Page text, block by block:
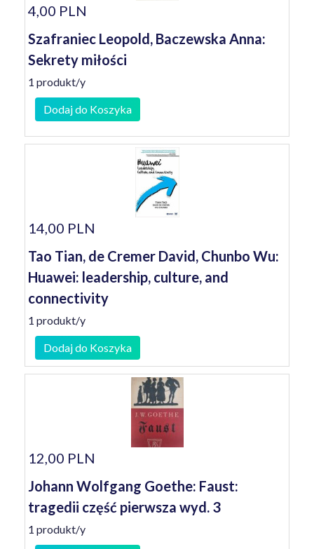
4,00 PLN
Szafraniec Leopold, Baczewska Anna:
Sekrety miłości
1 produkt/y
Dodaj do Koszyka
14,00 PLN
Tao Tian, de Cremer David, Chunbo Wu:
Huawei: leadership, culture, and
connectivity
1 produkt/y
Dodaj do Koszyka
12,00 PLN
Johann Wolfgang Goethe: Faust:
tragedii część pierwsza wyd. 3
1 produkt/y